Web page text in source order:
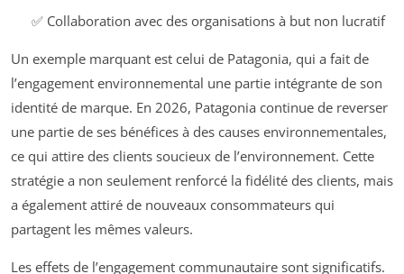
✅ Collaboration avec des organisations à but non lucratif
Un exemple marquant est celui de Patagonia, qui a fait de
l’engagement environnemental une partie intégrante de son
identité de marque. En 2026, Patagonia continue de reverser
une partie de ses bénéfices à des causes environnementales,
ce qui attire des clients soucieux de l’environnement. Cette
stratégie a non seulement renforcé la fidélité des clients, mais
a également attiré de nouveaux consommateurs qui
partagent les mêmes valeurs.
Les effets de l’engagement communautaire sont significatifs.